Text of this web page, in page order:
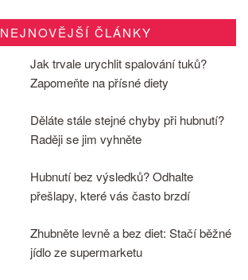
NEJNOVĚJŠÍ ČLÁNKY
Jak trvale urychlit spalování tuků?
Zapomeňte na přísné diety
Děláte stále stejné chyby při hubnutí?
Raději se jim vyhněte
Hubnutí bez výsledků? Odhalte
přešlapy, které vás často brzdí
Zhubněte levně a bez diet: Stačí běžné
jídlo ze supermarketu